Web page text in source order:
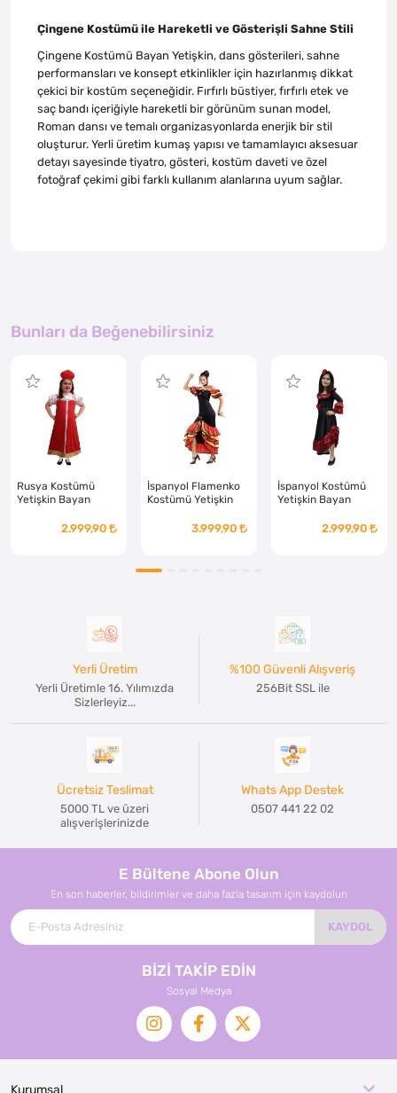
Çingene Kostümü ile Hareketli ve Gösterişli Sahne Stili
Çingene Kostümü Bayan Yetişkin, dans gösterileri, sahne
performansları ve konsept etkinlikler için hazırlanmış dikkat
çekici bir kostüm seçeneğidir. Fırfırlı büstiyer, fırfırlı etek ve
saç bandı içeriğiyle hareketli bir görünüm sunan model,
Roman dansı ve temalı organizasyonlarda enerjik bir stil
oluşturur. Yerli üretim kumaş yapısı ve tamamlayıcı aksesuar
detayı sayesinde tiyatro, gösteri, kostüm daveti ve özel
fotoğraf çekimi gibi farklı kullanım alanlarına uyum sağlar.
Bunları da Beğenebilirsiniz
Rusya Kostümü
Yetişkin Bayan
2.999,90
İspanyol Flamenko
Kostümü Yetişkin
3.999,90
İspanyol Kostümü
Yetişkin Bayan
2.999,90
Yerli Üretim
Yerli Üretimle 16. Yılımızda
Sizlerleyiz...
%100 Güvenli Alışveriş
256Bit SSL ile
Ücretsiz Teslimat
5000 TL ve üzeri
alışverişlerinizde
Whats App Destek
0507 441 22 02
E Bültene Abone Olun
En son haberler, bildirimler ve daha fazla tasarım için kaydolun
KAYDOL
BİZİ TAKİP EDİN
Sosyal Medya
Kurumsal